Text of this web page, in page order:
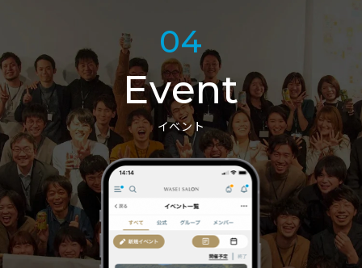
04
Event
イベント